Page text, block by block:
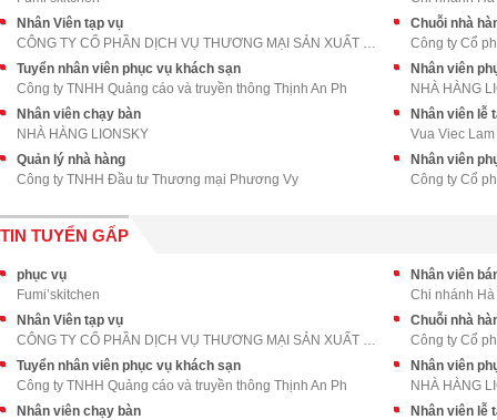
Nhân Viên tạp vụ
CÔNG TY CỔ PHẦN DỊCH VỤ THƯƠNG MẠI SẢN XUẤT SHT
Chuỗi nhà
Công ty Cổ
Tuyển nhân viên phục vụ khách sạn
Công ty TNHH Quảng cáo và truyền thông Thịnh An Ph
Nhân viên
NHÀ HÀNG
Nhân viên chạy bàn
NHÀ HÀNG LIONSKY
Nhân viên lễ
Vua Viec Lam
Quản lý nhà hàng
Công ty TNHH Đầu tư Thương mại Phương Vy
Nhân viên
Công ty Cổ
TIN TUYỂN GẤP
phục vụ
Fumi’skitchen
Nhân viên
Chi nhánh
Nhân Viên tạp vụ
CÔNG TY CỔ PHẦN DỊCH VỤ THƯƠNG MẠI SẢN XUẤT SHT
Chuỗi nhà
Công ty Cổ
Tuyển nhân viên phục vụ khách sạn
Công ty TNHH Quảng cáo và truyền thông Thịnh An Ph
Nhân viên
NHÀ HÀNG
Nhân viên chạy bàn
Nhân viên lễ